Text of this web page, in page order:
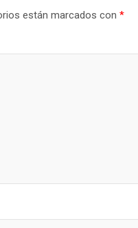
están marcados con *